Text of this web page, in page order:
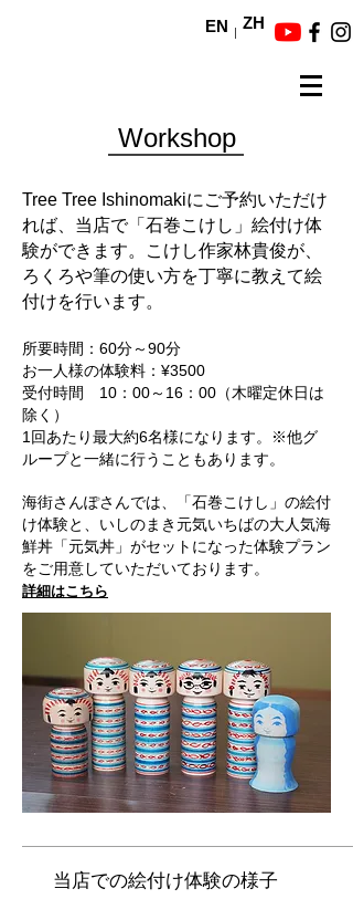
EN ZH
Workshop
Tree Tree Ishinomakiにご予約いただけ
れば、当店で「石巻こけし」絵付け体
験ができます。こけし作家林貴俊が、
ろくろや筆の使い方を丁寧に教えて絵
付けを行います。
所要時間：60分～90分
お一人様の体験料：¥3500
受付時間 10：00～16：00（木曜定休日は
除く）
1回あたり最大約6名様になります。※他グ
ループと一緒に行うこともあります。
海街さんぽさんでは、「石巻こけし」の絵付
け体験と、いしのまき元気いちばの大人気海
鮮丼「元気丼」がセットになった体験プラン
をご用意していただいております。
詳細はこちら
​当店での絵付け体験の様子